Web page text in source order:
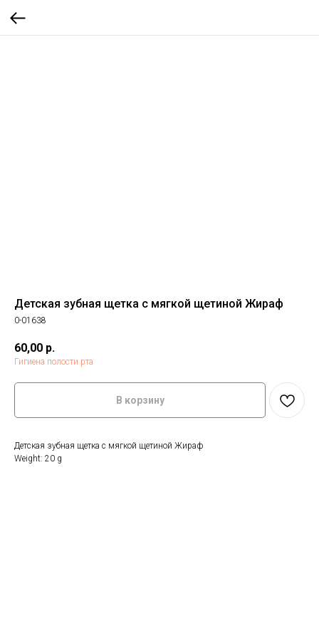
Детская зубная щетка с мягкой щетиной Жираф
0-01638
60,00 р.
Гигиена полости рта
В корзину
Детская зубная щетка с мягкой щетиной Жираф
Weight: 20 g